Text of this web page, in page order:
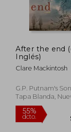
55%
dcto.
After the end
Inglés)
Clare Mackintosh
G.P. Putnam's
Tapa Blanda,